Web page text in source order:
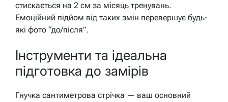
стискається на 2 см за місяць тренувань.
Емоційний підйом від таких змін перевершує будь-
які фото “до/після”.
Інструменти та ідеальна
підготовка до замірів
Гнучка сантиметрова стрічка — ваш основний